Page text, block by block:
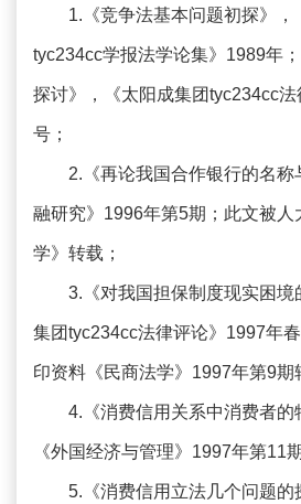
1.《竞争法基本问题初探》，
tyc234cc学报法学论集》1989年
探讨》，《太阳成集团tyc234cc
号；
2.《再论我国合作银行的名称
融研究》1996年第5期；此文被人
学》转载；
3.《对我国担保制度现实困
集团tyc234cc法律评论》1997年
印资料《民商法学》1997年第9期
4.《消费信用关系中消费者的
《外国经济与管理》1997年第11期
5.《消费信用立法几个问题